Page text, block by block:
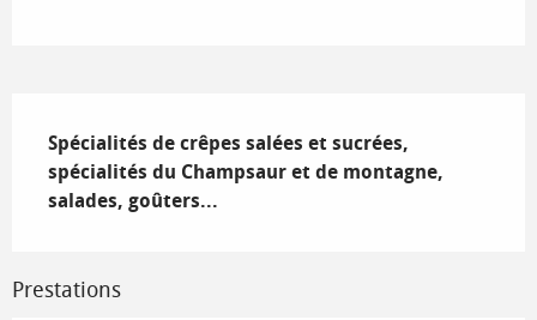
Spécialités de crêpes salées et sucrées,
spécialités du Champsaur et de montagne,
salades, goûters...
Prestations